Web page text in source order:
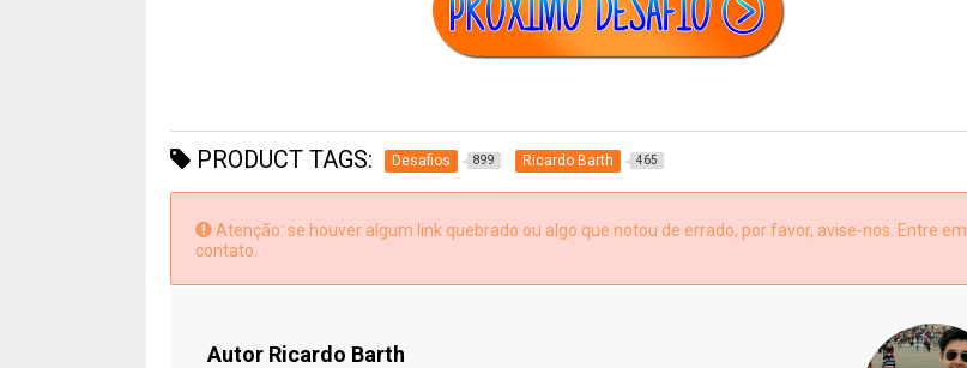
PRODUCT TAGS: Desafios 899 Ricardo Barth 465
Atenção: se houver algum link quebrado ou algo que notou de errado, por favor, avise-nos. Entre em
contato.
Autor Ricardo Barth